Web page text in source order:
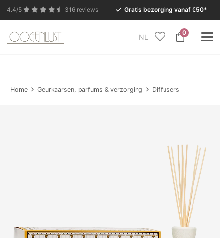
4.4/5 316 reviews Gratis bezorging vanaf €50*
NL
0
In verband met de zomervakantie is onze Conceptstore
Home Geurkaarsen, parfums & verzorging Diffusers